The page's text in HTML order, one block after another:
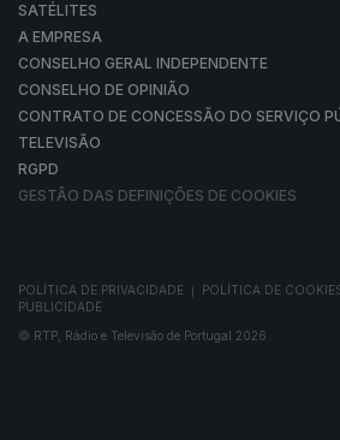
SATÉLITES
A EMPRESA
CONSELHO GERAL INDEPENDENTE
CONSELHO DE OPINIÃO
CONTRATO DE CONCESSÃO DO SERVIÇO
TELEVISÃO
RGPD
GESTÃO DAS DEFINIÇÕES DE COOKIES
POLÍTICA DE PRIVACIDADE POLÍTICA DE
PUBLICIDADE
© RTP, Rádio e Televisão de Portugal 2026